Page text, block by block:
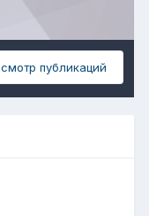
публикаций